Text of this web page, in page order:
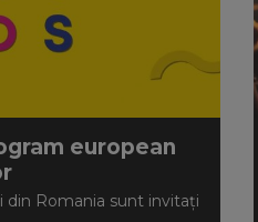
european
din Romania sunt invitați